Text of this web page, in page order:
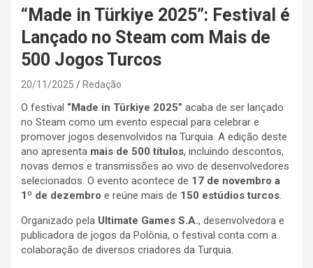
“Made in Türkiye 2025”: Festival é
Lançado no Steam com Mais de
500 Jogos Turcos
20/11/2025 Redação
O festival “Made in Türkiye 2025” acaba de ser lançado
no Steam como um evento especial para celebrar e
promover jogos desenvolvidos na Turquia. A edição deste
ano apresenta mais de 500 títulos, incluindo descontos,
novas demos e transmissões ao vivo de desenvolvedores
selecionados. O evento acontece de 17 de novembro a
1º de dezembro e reúne mais de 150 estúdios turcos.
Organizado pela Ultimate Games S.A., desenvolvedora e
publicadora de jogos da Polônia, o festival conta com a
colaboração de diversos criadores da Turquia.